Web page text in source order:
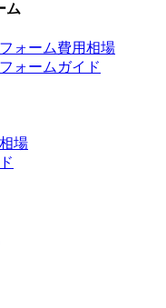
ム
ォーム費用相場
ォームガイド
場